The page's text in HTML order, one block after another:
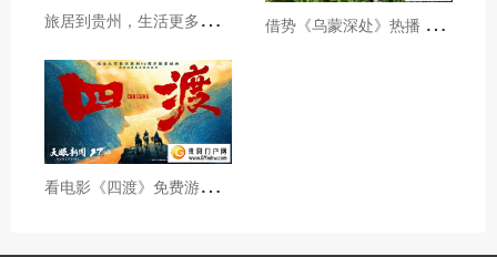
旅
居到贵州，生活更多彩！贵旅集团2026年夏季产品推介会在沪举行 借
势《乌蒙深处》热播 黔西市推动影视流量变游客“留量”
看
电影《四渡》免费游贵州A级景区、领500元票根消费券